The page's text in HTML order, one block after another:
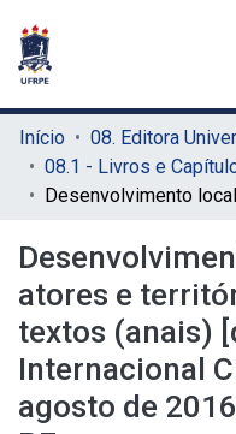
Início
atores e
textos (anais)
Internacional
agosto de